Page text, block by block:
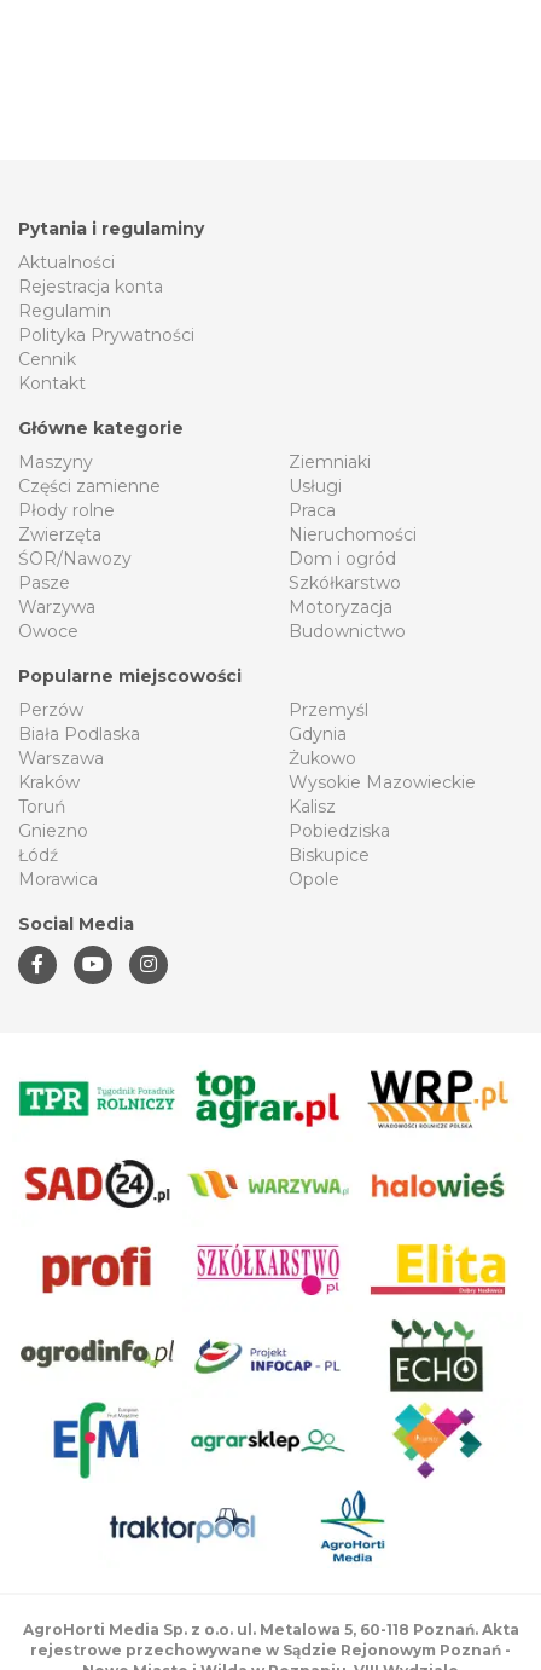
Pytania i regulaminy
Aktualności
Rejestracja konta
Regulamin
Polityka Prywatności
Cennik
Kontakt
Główne kategorie
Maszyny
Części zamienne
Płody rolne
Zwierzęta
ŚOR/Nawozy
Pasze
Warzywa
Owoce
Ziemniaki
Usługi
Praca
Nieruchomości
Dom i ogród
Szkółkarstwo
Motoryzacja
Budownictwo
Popularne miejscowości
Perzów
Biała Podlaska
Warszawa
Kraków
Toruń
Gniezno
Łódź
Morawica
Przemyśl
Gdynia
Żukowo
Wysokie Mazowieckie
Kalisz
Pobiedziska
Biskupice
Opole
Social Media
AgroHorti Media Sp. z o.o. ul. Metalowa 5, 60-118 Poznań. Akta
rejestrowe przechowywane w Sądzie Rejonowym Poznań -